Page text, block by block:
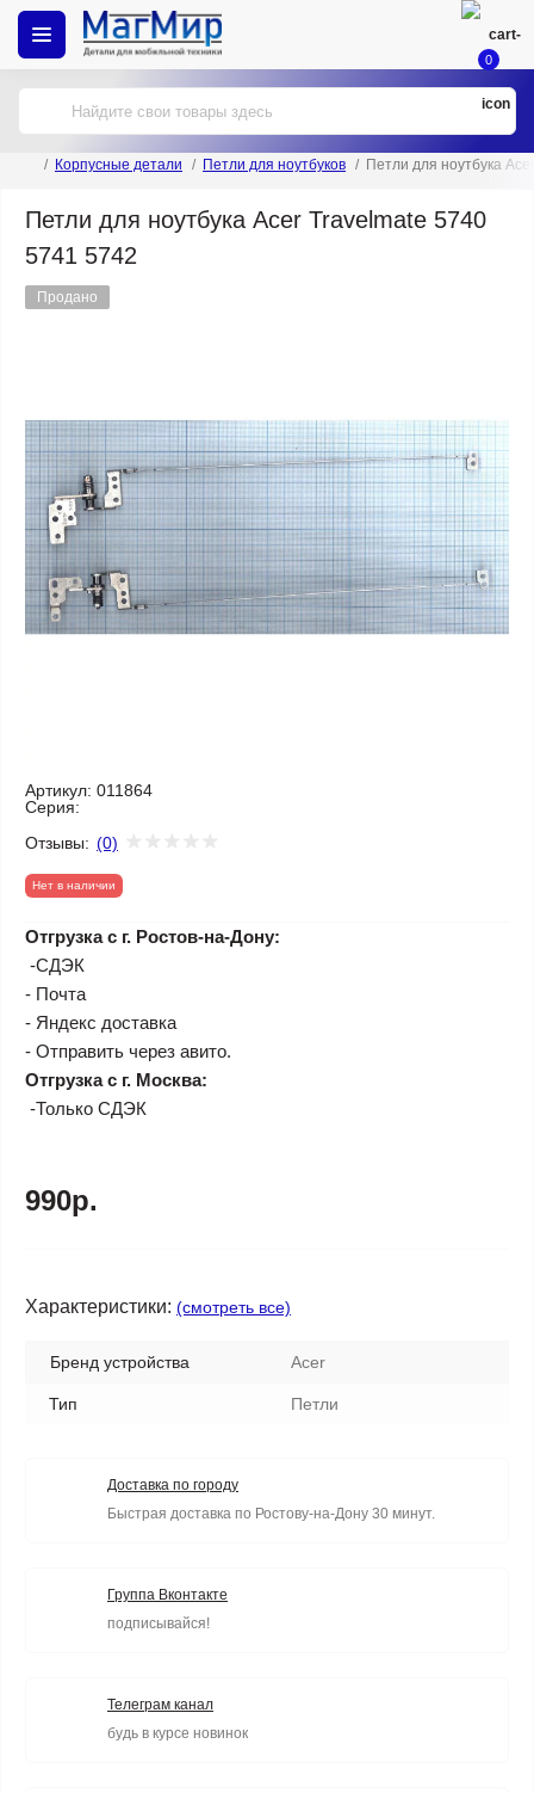
0
Корпусные детали Петли для ноутбуков Петли для ноутбука
Петли для ноутбука Acer Travelmate 5740
5741 5742
Продано
Артикул: 011864
Серия:
Отзывы: (0)
Нет в наличии
Отгрузка с г. Ростов-на-Дону:
-СДЭК
- Почта
- Яндекс доставка
- Отправить через авито.
Отгрузка с г. Москва:
-Только СДЭК
990р.
Характеристики: (смотреть все)
Бренд устройства Acer
Тип Петли
Доставка по городу
Быстрая доставка по Ростову-на-Дону 30 минут.
Группа Вконтакте
подписывайся!
Телеграм канал
будь в курсе новинок